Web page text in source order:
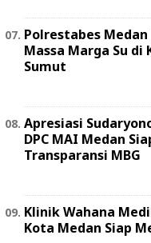
Polrestabes
Massa Marga Su
Sumut
Apresiasi
DPC MAI Medan
Transparansi MBG
Klinik Wahana
Kota Medan Siap